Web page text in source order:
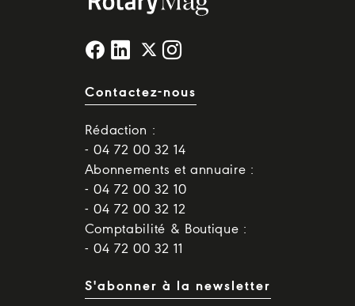
Contactez-nous
Rédaction :
- 04 72 00 32 14
Abonnements et annuaire :
- 04 72 00 32 10
- 04 72 00 32 12
Comptabilité & Boutique :
- 04 72 00 32 11
S'abonner à la newsletter